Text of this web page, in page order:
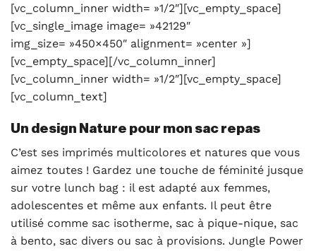
[vc_column_inner width= »1/2″][vc_empty_space]
[vc_single_image image= »42129″
img_size= »450×450″ alignment= »center »]
[vc_empty_space][/vc_column_inner]
[vc_column_inner width= »1/2″][vc_empty_space]
[vc_column_text]
Un design Nature pour mon sac repas
C’est ses imprimés multicolores et natures que vous
aimez toutes ! Gardez une touche de féminité jusque
sur votre lunch bag : il est adapté aux femmes,
adolescentes et même aux enfants. Il peut être
utilisé comme sac isotherme, sac à pique-nique, sac
à bento, sac divers ou sac à provisions. Jungle Power